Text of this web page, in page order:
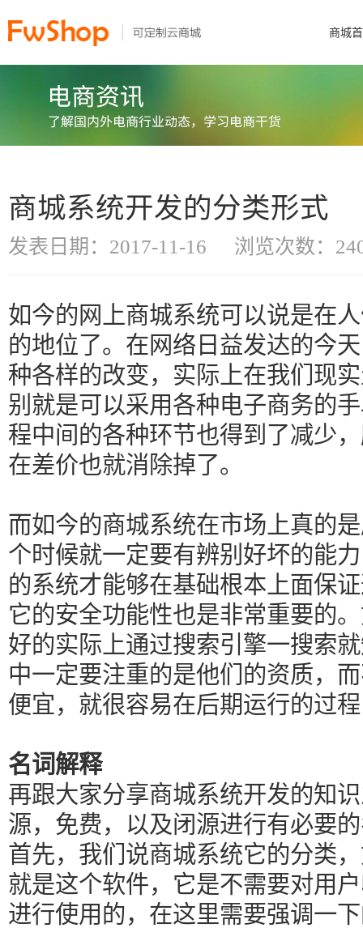
商城
商城系统开发的分类形式
发表日期：2017-11-16 浏览次数：
如今的网上商城系统可以说是在
的地位了。在网络日益发达的今
种各样的改变，实际上在我们现
别就是可以采用各种电子商务的
程中间的各种环节也得到了减少
在差价也就消除掉了。
而如今的商城系统在市场上真的
个时候就一定要有辨别好坏的能
的系统才能够在基础根本上面保
它的安全功能性也是非常重要的
好的实际上通过搜索引擎一搜索
中一定要注重的是他们的资质，
便宜，就很容易在后期运行的过
名词解释
再跟大家分享商城系统开发的知
源，免费，以及闭源进行有必要
首先，我们说商城系统它的分类
就是这个软件，它是不需要对用
进行使用的，在这里需要强调一